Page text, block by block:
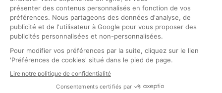
unique.
CUSTOMISER SON PRODUIT
Optionnel